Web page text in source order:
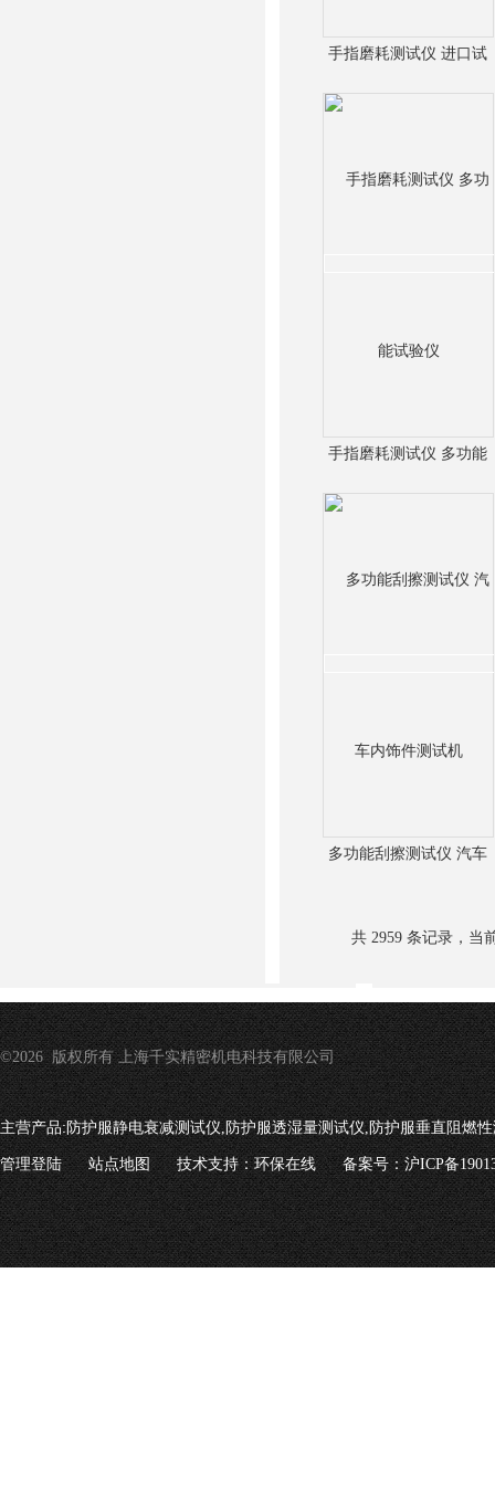
手指磨耗测试仪 进口试
手指磨耗测试仪 多功能
多功能刮擦测试仪 汽车
共 2959 条记录，当
©2026 版权所有 上海千实精密机电科技有限公司
主营产品:防护服静电衰减测试仪,防护服透湿量测试仪,防护服垂直阻燃
管理登陆 站点地图 技术支持：环保在线 备案号：沪ICP备